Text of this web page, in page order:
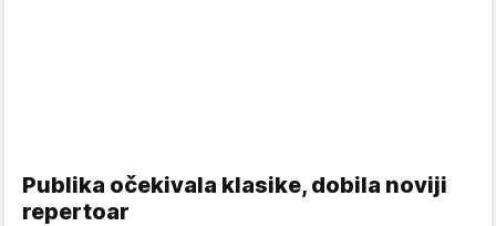
Publika očekivala klasike, dobila noviji
repertoar